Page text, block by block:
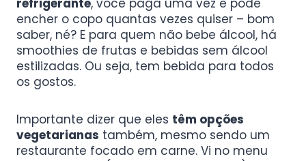
refrigerante, você paga uma vez e pode
encher o copo quantas vezes quiser – bom
saber, né? E para quem não bebe álcool, há
smoothies de frutas e bebidas sem álcool
estilizadas. Ou seja, tem bebida para todos
os gostos.
Importante dizer que eles têm opções
vegetarianas também, mesmo sendo um
restaurante focado em carne. Vi no menu